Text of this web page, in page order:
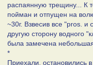
распаянную трещину... К
пойман и отпущен на
~30г. Взвесив все "pros.
другую сторону водного
была замечена
*
Приехали, остановились